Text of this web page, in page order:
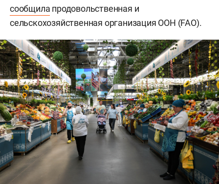
сообщила продовольственная и
сельскохозяйственная организация ООН (FAO).